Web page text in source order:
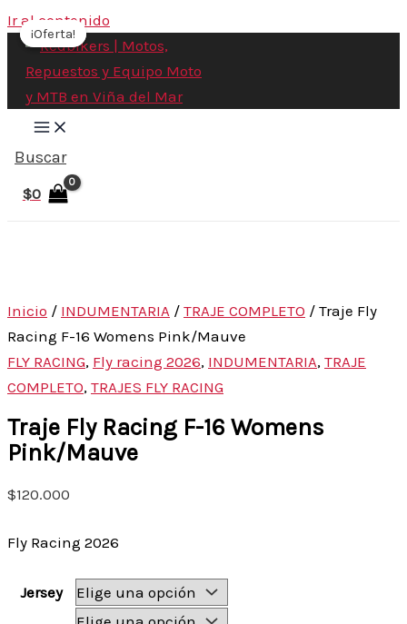
Ir al contenido
Buscar
$0
Inicio / INDUMENTARIA / TRAJE COMPLETO / Traje Fly
Racing F-16 Womens Pink/Mauve
FLY RACING, Fly racing 2026, INDUMENTARIA, TRAJE
COMPLETO, TRAJES FLY RACING
Traje Fly Racing F-16 Womens
Pink/Mauve
$120.000
Fly Racing 2026
Jersey
¡Oferta!
¡Oferta!